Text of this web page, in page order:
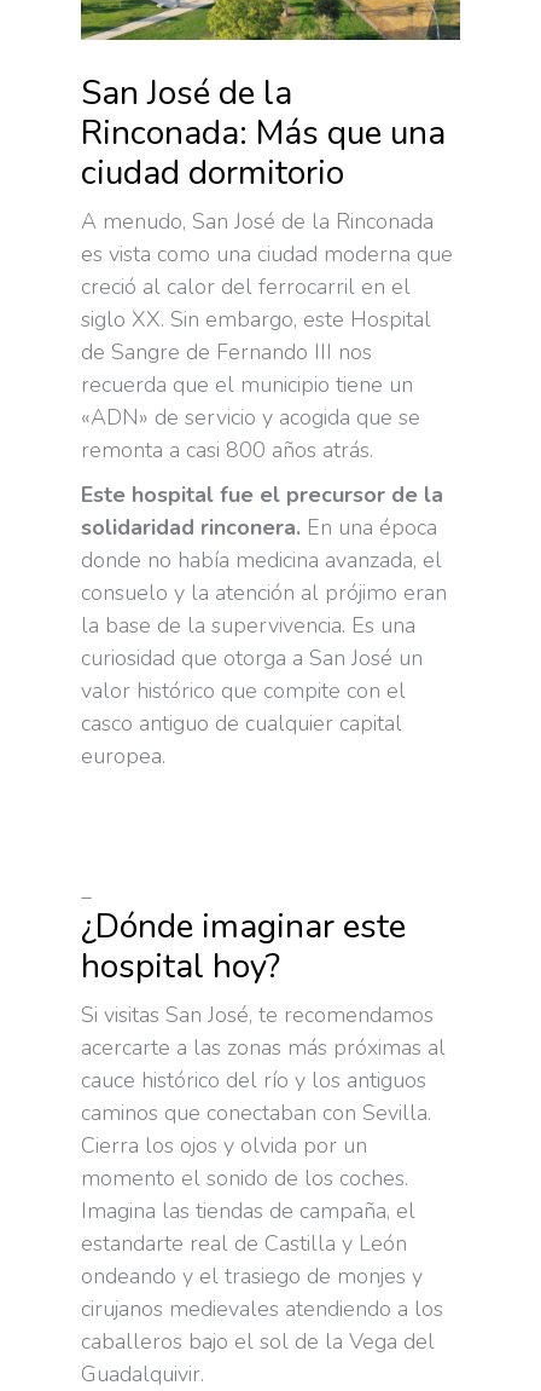
San José de la
Rinconada: Más que una
ciudad dormitorio
A menudo, San José de la Rinconada
es vista como una ciudad moderna que
creció al calor del ferrocarril en el
siglo XX. Sin embargo, este Hospital
de Sangre de Fernando III nos
recuerda que el municipio tiene un
«ADN» de servicio y acogida que se
remonta a casi 800 años atrás.
Este hospital fue el precursor de la
solidaridad rinconera. En una época
donde no había medicina avanzada, el
consuelo y la atención al prójimo eran
la base de la supervivencia. Es una
curiosidad que otorga a San José un
valor histórico que compite con el
casco antiguo de cualquier capital
europea.
_
¿Dónde imaginar este
hospital hoy?
Si visitas San José, te recomendamos
acercarte a las zonas más próximas al
cauce histórico del río y los antiguos
caminos que conectaban con Sevilla.
Cierra los ojos y olvida por un
momento el sonido de los coches.
Imagina las tiendas de campaña, el
estandarte real de Castilla y León
ondeando y el trasiego de monjes y
cirujanos medievales atendiendo a los
caballeros bajo el sol de la Vega del
Guadalquivir.